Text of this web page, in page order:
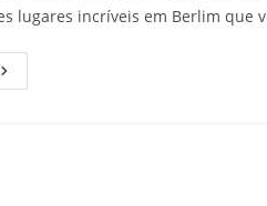
lugares incríveis em Berlim que
Lugares